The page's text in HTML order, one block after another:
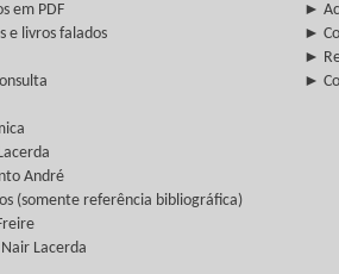
em PDF
►
e livros falados
►
►
►
André
(somente referência bibliográfica)
Lacerda